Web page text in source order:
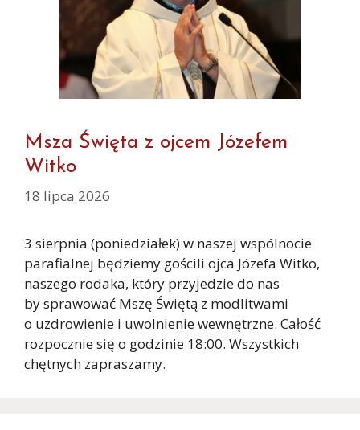
Msza Święta z ojcem Józefem
Witko
18 lipca 2026
3 sierpnia (poniedziałek) w naszej wspólnocie
parafialnej będziemy gościli ojca Józefa Witko,
naszego rodaka, który przyjedzie do nas
by sprawować Mszę Świętą z modlitwami
o uzdrowienie i uwolnienie wewnętrzne. Całość
rozpocznie się o godzinie 18:00. Wszystkich
chętnych zapraszamy.